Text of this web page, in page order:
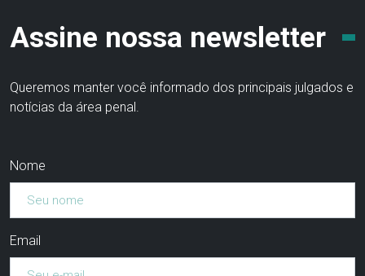
Assine nossa newsletter
Queremos manter você informado dos principais julgados e
notícias da área penal.
Nome
Email